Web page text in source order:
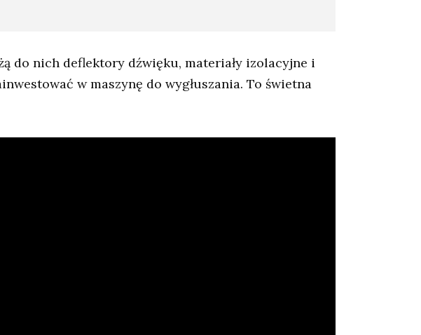
do nich deflektory dźwięku, materiały izolacyjne i
w maszynę do wygłuszania. To świetna